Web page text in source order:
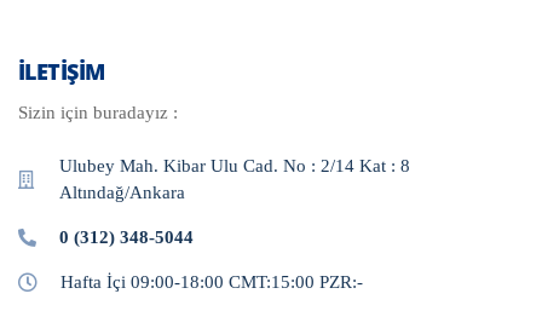
ILETIŞIM
Sizin için buradayız :
Ulubey Mah. Kibar Ulu Cad. No : 2/14 Kat : 8
Altındağ/Ankara
0 (312) 348-5044
Hafta İçi 09:00-18:00 CMT:15:00 PZR:-